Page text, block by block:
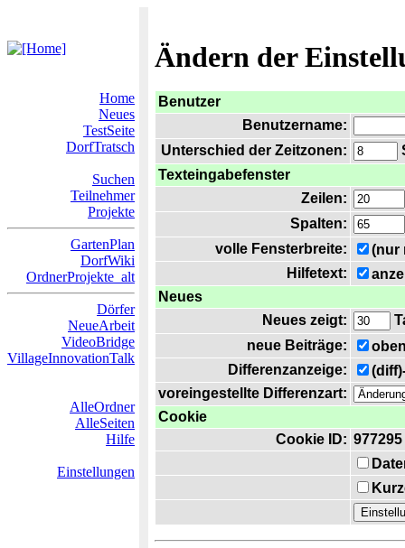
Ändern der
Home
Neues
TestSeite
DorfTratsch
Suchen
Teilnehmer
Projekte
GartenPlan
DorfWiki
OrdnerProjekte_alt
Dörfer
NeueArbeit
VideoBridge
VillageInnovationTalk
AlleOrdner
AlleSeiten
Hilfe
Einstellungen
Benutzer
Benutzername:
Unterschied der Zeitzonen:
Texteingabefenster
Zeilen:
Spalten:
volle Fensterbreite:
(nur
Hilfetext:
Neues
Neues zeigt:
neue Beiträge:
Differenzanzeige:
voreingestellte Differenzart:
Cookie
Cookie ID: 977295